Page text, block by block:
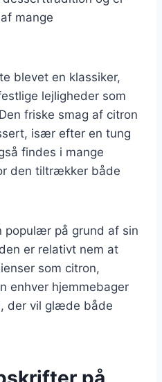
mange
blevet en klassiker,
lejligheder som
friske smag af citron
især efter en tung
findes i mange
den tiltrækker både
på grund af sin
er relativt nem at
som citron,
enhver hjemmebager
der vil glæde både